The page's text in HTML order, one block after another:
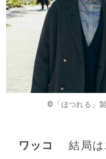
©「ほつれる」
ワッコ
結局